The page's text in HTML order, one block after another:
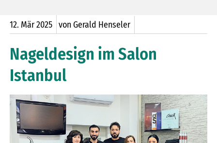
12. Mär2025 von Gerald Henseler
Nageldesign im Salon
Istanbul